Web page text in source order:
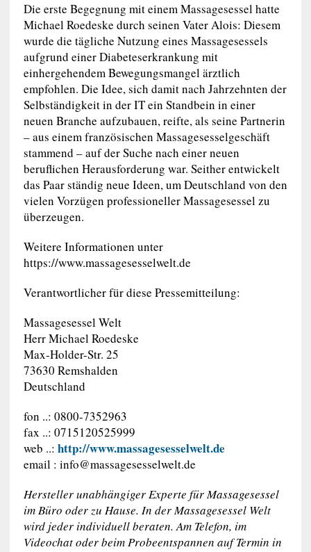
Die erste Begegnung mit einem Massagesessel hatte
Michael Roedeske durch seinen Vater Alois: Diesem
wurde die tägliche Nutzung eines Massagesessels
aufgrund einer Diabeteserkrankung mit
einhergehendem Bewegungsmangel ärztlich
empfohlen. Die Idee, sich damit nach Jahrzehnten der
Selbständigkeit in der IT ein Standbein in einer
neuen Branche aufzubauen, reifte, als seine Partnerin
– aus einem französischen Massagesesselgeschäft
stammend – auf der Suche nach einer neuen
beruflichen Herausforderung war. Seither entwickelt
das Paar ständig neue Ideen, um Deutschland von den
vielen Vorzügen professioneller Massagesessel zu
überzeugen.
Weitere Informationen unter
https://www.massagesesselwelt.de
Verantwortlicher für diese Pressemitteilung:
Massagesessel Welt
Herr Michael Roedeske
Max-Holder-Str. 25
73630 Remshalden
Deutschland
fon ..: 0800-7352963
fax ..: 0715120525999
web ..: http://www.massagesesselwelt.de
email : info@massagesesselwelt.de
Hersteller unabhängiger Experte für Massagesessel
im Büro oder zu Hause. In der Massagesessel Welt
wird jeder individuell beraten. Am Telefon, im
Videochat oder beim Probeentspannen auf Termin in